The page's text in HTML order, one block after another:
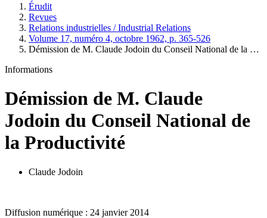
Érudit
Revues
Relations industrielles / Industrial Relations
Volume 17, numéro 4, octobre 1962, p. 365-526
Démission de M. Claude Jodoin du Conseil National de la …
Informations
Démission de M. Claude
Jodoin du Conseil National de
la Productivité
Claude Jodoin
Diffusion numérique : 24 janvier 2014